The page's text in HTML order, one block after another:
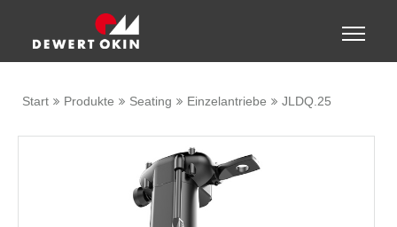
Toggle
Start Produkte Seating Einzelantriebe JLDQ.25